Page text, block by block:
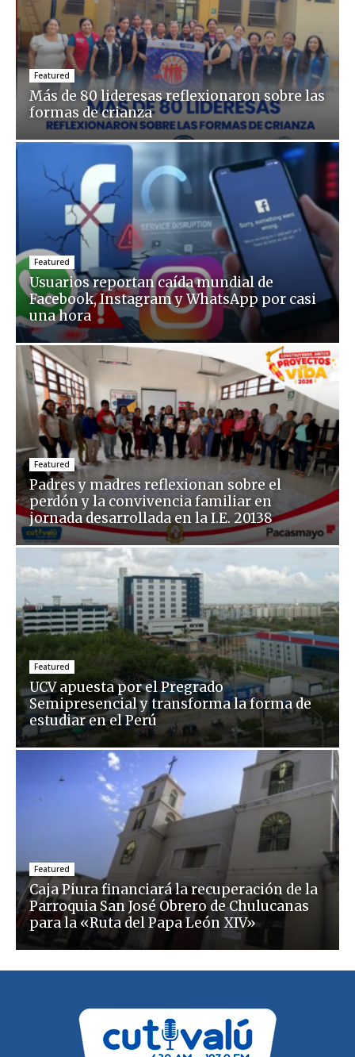
Featured
Más de 80 lideresas reflexionaron sobre las
formas de crianza
Featured
Usuarios reportan caída mundial de
Facebook, Instagram y WhatsApp por casi
una hora
Featured
Padres y madres reflexionan sobre el
perdón y la convivencia familiar en
jornada desarrollada en la I.E. 20138
Featured
UCV apuesta por el Pregrado
Semipresencial y transforma la forma de
estudiar en el Perú
Featured
Caja Piura financiará la recuperación de la
Parroquia San José Obrero de Chulucanas
para la «Ruta del Papa León XIV»